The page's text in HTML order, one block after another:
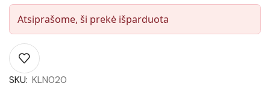
Atsiprašome, ši prekė išparduota
SKU: KLN020